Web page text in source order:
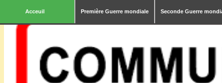
Acceuil Première Guerre mondiale Seconde Guerre